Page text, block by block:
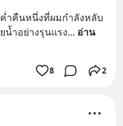
ำคืนหนึ่งที่ผมกำลังหลับ
น้ำอย่างรุนแรง... อ่าน
8 2